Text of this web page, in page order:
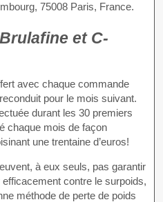
75008 Paris, France.
et C-
avec chaque commande
pour le mois suivant.
durant les 30 premiers
chaque mois de façon
une trentaine d’euros!
à eux seuls, pas garantir
contre le surpoids,
méthode de perte de poids